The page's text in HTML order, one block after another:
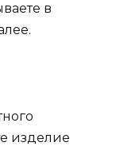
в
изделие